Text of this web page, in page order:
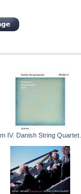
IV. Danish String